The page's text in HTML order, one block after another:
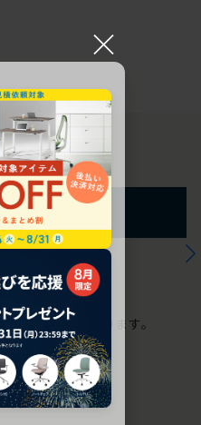
合わせ
問い合わせ
間対応しております。
合わせ営業日
×